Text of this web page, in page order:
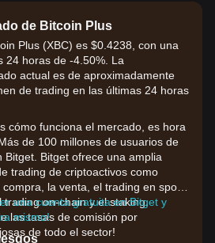
de Bitcoin Plus
Plus (XBC) es $0.4238, con una
24 horas de -4.50%. La
actual es de aproximadamente
de trading en las últimas 24 horas
cómo funciona el mercado, es hora
de 100 millones de usuarios de
Bitget ofrece una amplia
trading de criptoactivos como
la venta, el trading en spot,
on-chain y el staking.
las tasas de comisión por
de todo el sector!
una cuenta gratuita en Bitget y
mismo!